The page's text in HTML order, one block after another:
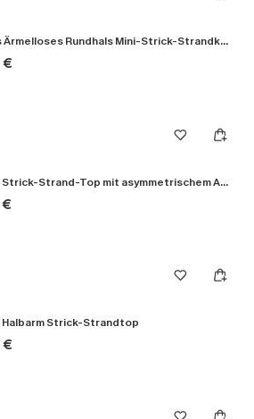
Grünes Ärmelloses Rundhals Mini-Strick-Strandkleid
€
Beiges Strick-Strand-Top mit asymmetrischem Ausschnitt
€
Halbarm Strick-Strandtop
€